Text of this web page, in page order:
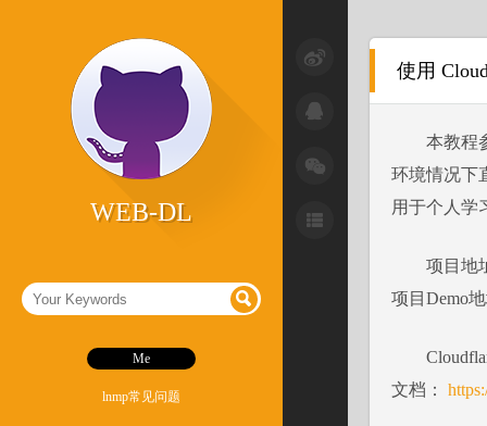
小技巧
杂记
软件
WEB-DL
Me
lnmp常见问题
使用
本教程
环境情况下
用于个人学
项目地
项目Demo
文档：